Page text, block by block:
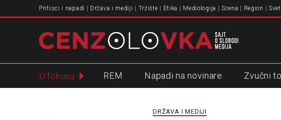
Pritisci i napadi Država i mediji Tržište Etika Mediologija Scena Region Svet
U fokusu REM Napadi na novinare Zvučni
DRŽAVA I MEDIJI